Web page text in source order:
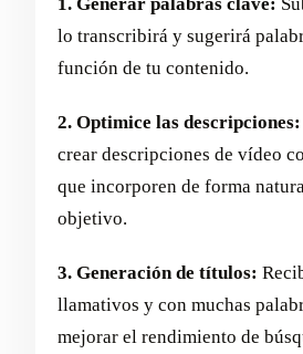
1. Generar palabras clave:
lo transcribirá y sugerirá
función de tu contenido.
2. Optimice las descripciones:
crear descripciones de vídeo
que incorporen de forma
objetivo.
3. Generación de títulos:
llamativos y con muchas
mejorar el rendimiento de